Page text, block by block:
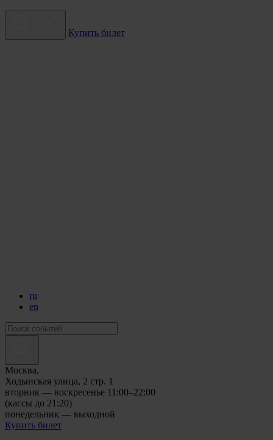
Купить билет
ru
en
Москва,
Ходынская улица, 2 стр. 1
вторник — воскресенье 11:00–22:00
(кассы до 21:20)
понедельник — выходной
Купить билет